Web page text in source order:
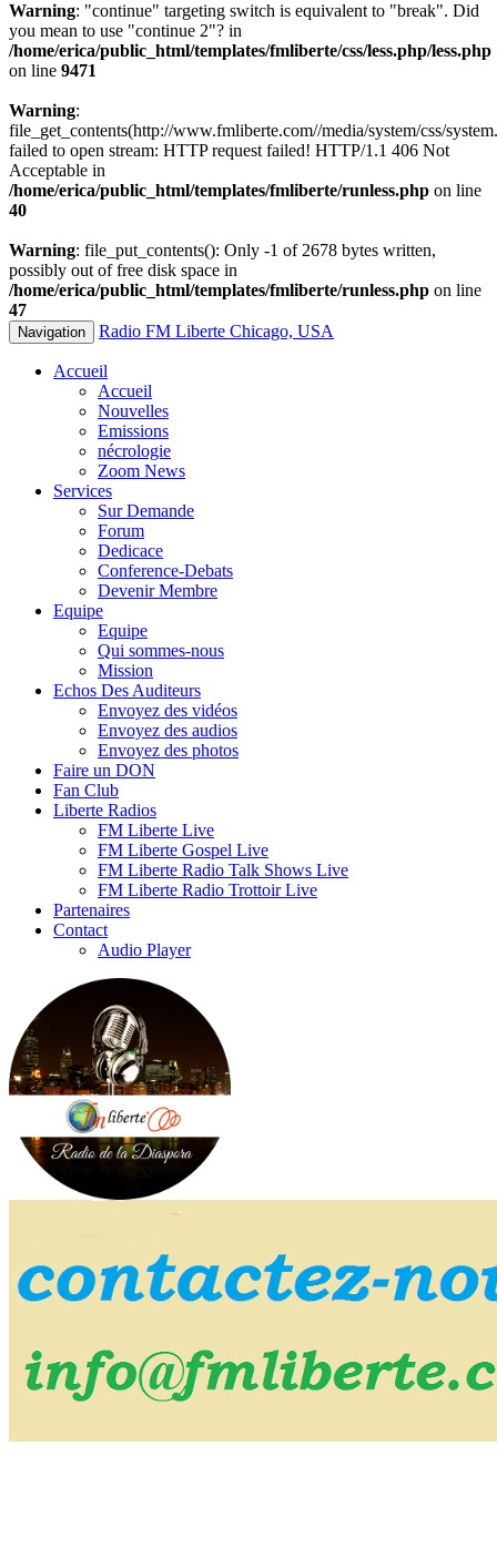
Warning: "continue" targeting switch is equivalent to "break". Did
you mean to use "continue 2"? in
/home/erica/public_html/templates/fmliberte/css/less.php/less.php
on line 9471
Warning:
file_get_contents(http://www.fmliberte.com//media/system/css/
failed to open stream: HTTP request failed! HTTP/1.1 406 Not
Acceptable in
/home/erica/public_html/templates/fmliberte/runless.php on line
40
Warning: file_put_contents(): Only -1 of 2678 bytes written,
possibly out of free disk space in
/home/erica/public_html/templates/fmliberte/runless.php on line
47
Navigation Radio FM Liberte Chicago, USA
Accueil
Accueil
Nouvelles
Emissions
nécrologie
Zoom News
Services
Sur Demande
Forum
Dedicace
Conference-Debats
Devenir Membre
Equipe
Equipe
Qui sommes-nous
Mission
Echos Des Auditeurs
Envoyez des vidéos
Envoyez des audios
Envoyez des photos
Faire un DON
Fan Club
Liberte Radios
FM Liberte Live
FM Liberte Gospel Live
FM Liberte Radio Talk Shows Live
FM Liberte Radio Trottoir Live
Partenaires
Contact
Audio Player